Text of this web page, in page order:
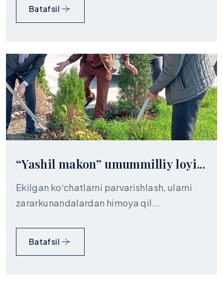
Batafsil
“Yashil makon” umummilliy loyi...
Ekilgan koʻchatlarni parvarishlash, ularni
zararkunandalardan himoya qil...
Batafsil